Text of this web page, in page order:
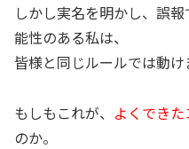
しかし実名を明かし、誤
能性のある私は、
皆様と同じルールでは動け
もしもこれが、 よくでき
のか。